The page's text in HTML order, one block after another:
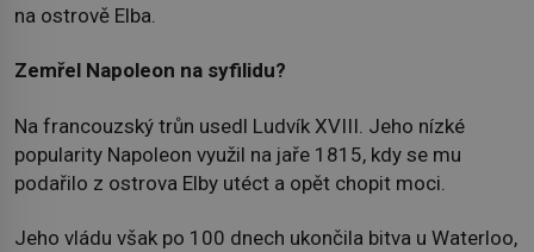
na ostrově Elba.
Zemřel Napoleon na syfilidu?
Na francouzský trůn usedl Ludvík XVIII. Jeho nízké
popularity Napoleon využil na jaře 1815, kdy se mu
podařilo z ostrova Elby utéct a opět chopit moci.
Jeho vládu však po 100 dnech ukončila bitva u Waterloo,